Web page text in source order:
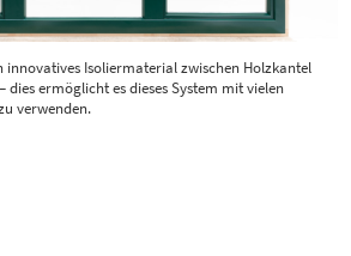
innovatives Isoliermaterial zwischen Holzkantel
dies ermöglicht es dieses System mit vielen
verwenden.